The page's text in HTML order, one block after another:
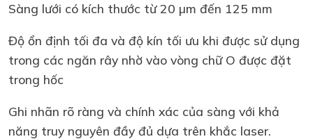
Sàng lưới có kích thước từ 20 µm đến 125 mm
Độ ổn định tối đa và độ kín tối ưu khi được sử dụng
trong các ngăn rây nhờ vào vòng chữ O được đặt
trong hốc
Ghi nhãn rõ ràng và chính xác của sàng với khả
năng truy nguyên đầy đủ dựa trên khắc laser.